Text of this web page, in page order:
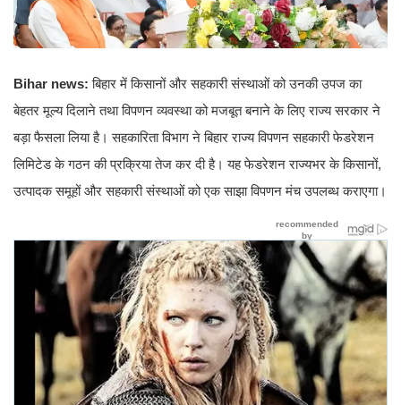
Bihar news:बिहार में किसानों और सहकारी संस्थाओं को उनकी उपज का
बेहतर मूल्य दिलाने तथा विपणन व्यवस्था को मजबूत बनाने के लिए राज्य सरकार ने
बड़ा फैसला लिया है। सहकारिता विभाग ने बिहार राज्य विपणन सहकारी फेडरेशन
लिमिटेड के गठन की प्रक्रिया तेज कर दी है। यह फेडरेशन राज्यभर के किसानों,
उत्पादक समूहों और सहकारी संस्थाओं को एक साझा विपणन मंच उपलब्ध कराएगा।